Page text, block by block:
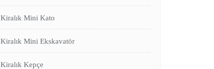
Kiralık Mini Kato
Kiralık Mini Ekskavatör
Kiralık Kepçe